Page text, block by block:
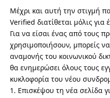
Μέχρι και αυτή την στιγμή
Verified διατίθεται μόλις
Για να είσαι ένας από τους
χρησιμοποιήσουν, μπορείς
αναμονής του κοινωνικού
θα ενημερώσει όλους τους
κυκλοφορία του νέου
Επισκέψου τη νέα σελίδα